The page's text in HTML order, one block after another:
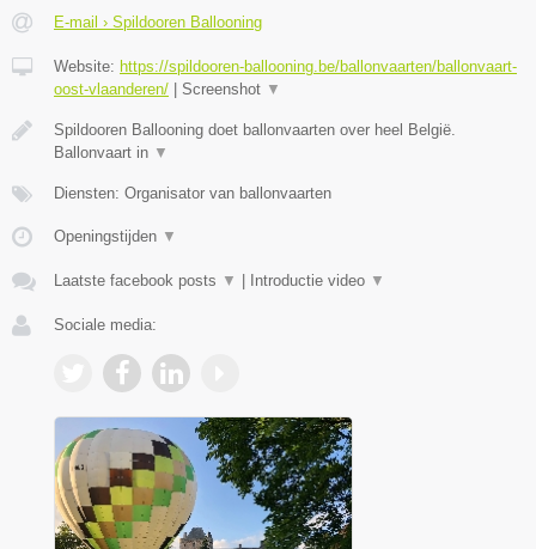
E-mail › Spildooren Ballooning
Website: https://spildooren-ballooning.be/ballonvaarten/ballonvaart-
oost-vlaanderen/ | Screenshot ▼
Spildooren Ballooning doet ballonvaarten over heel België.
Ballonvaart in ▼
Diensten: Organisator van ballonvaarten
Openingstijden ▼
Laatste facebook posts ▼ | Introductie video ▼
Sociale media: